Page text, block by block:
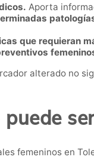
Aporta
que requieran
alterado no
puede
femeninos en